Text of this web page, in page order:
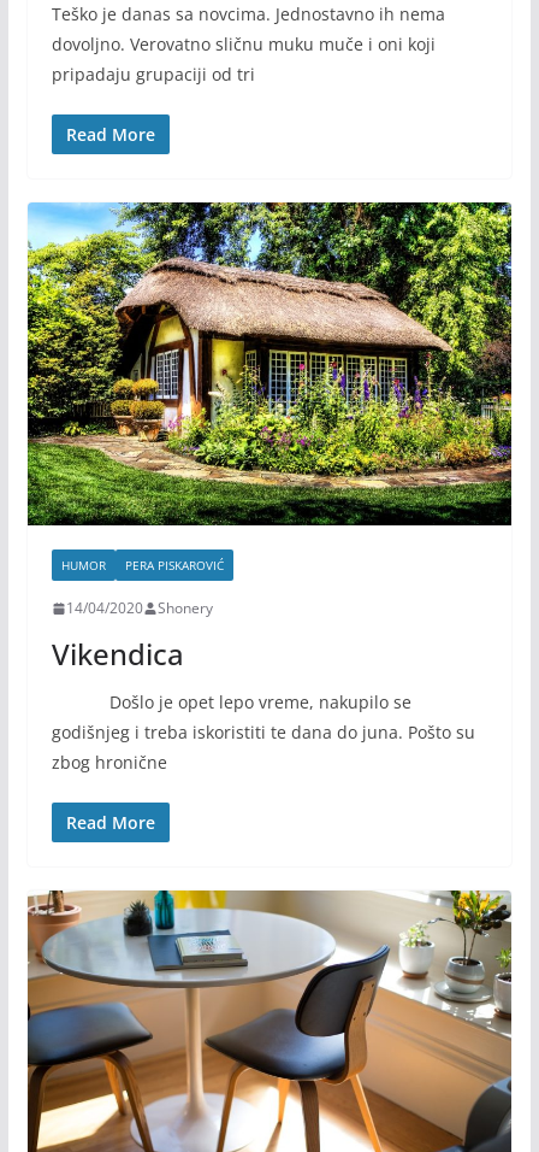
Teško je danas sa novcima. Jednostavno ih nema
dovoljno. Verovatno sličnu muku muče i oni koji
pripadaju grupaciji od tri
Read More
HUMOR PERA PISKAROVIĆ
14/04/2020 Shonery
Vikendica
Došlo je opet lepo vreme, nakupilo se
godišnjeg i treba iskoristiti te dana do juna. Pošto su
zbog hronične
Read More